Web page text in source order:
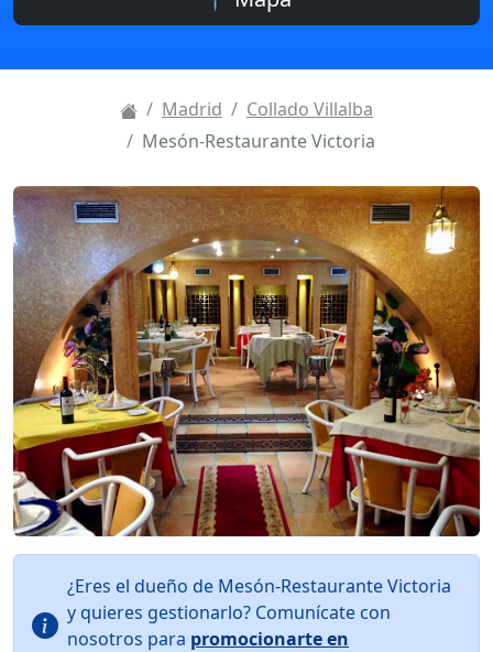
Madrid
Collado Villalba
Mesón-Restaurante Victoria
¿Eres el dueño de Mesón-Restaurante Victoria
y quieres gestionarlo? Comunícate con
nosotros para promocionarte en